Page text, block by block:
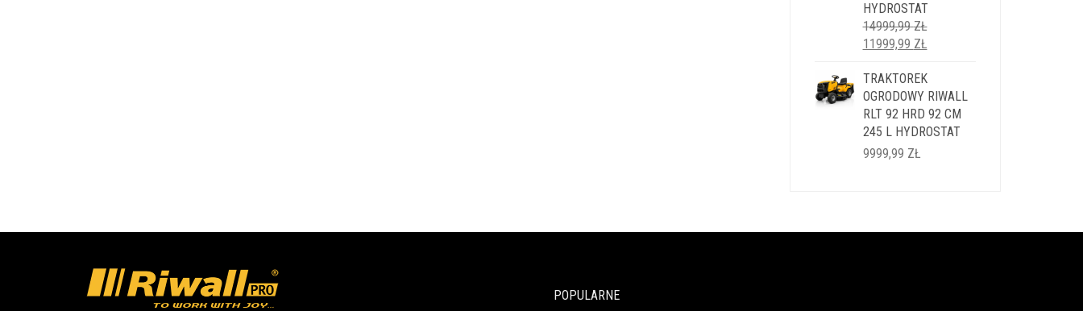
HYDROSTAT
14999,99ZŁ
PIERWOTNA
WYNOSIŁA:
14999,99 ZŁ.
11999,99 ZŁAKTUALNA
WYNOSI:
11999,99 ZŁ.
TRAKTOREK
OGRODOWY RIWALL
RLT 92 HRD 92 CM
245 L HYDROSTAT
9999,99 ZŁ
POPULARNE